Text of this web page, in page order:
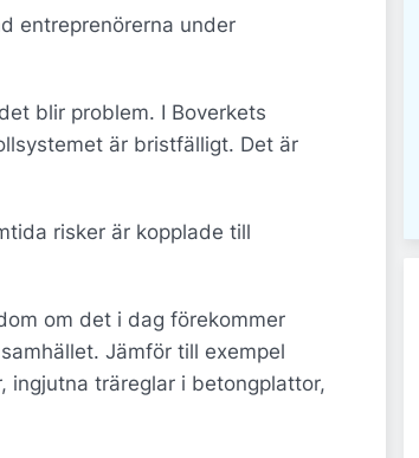
entreprenörerna under
blir problem. I Boverkets
är bristfälligt. Det är
risker är kopplade till
om det i dag förekommer
Jämför till exempel
träreglar i betongplattor,